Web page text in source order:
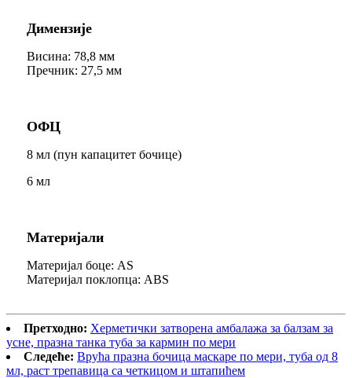
Димензије
Висина: 78,8 мм
Пречник: 27,5 мм
ОФЦ
8 мл (пун капацитет бочице)
6 мл
Материјали
Материјал боце: AS
Материјал поклопца: ABS
Претходно: Херметички затворена амбалажа за балзам за
усне, празна танка туба за кармин по мери
Следеће: Врућа празна бочица маскаре по мери, туба од 8
мл, раст трепавица са четкицом и штапићем